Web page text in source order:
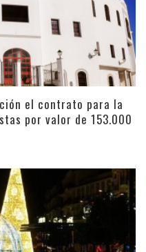
el contrato para la
por valor de 153.000